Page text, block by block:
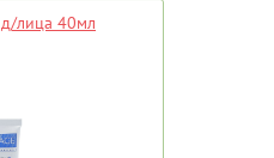
лица 40мл